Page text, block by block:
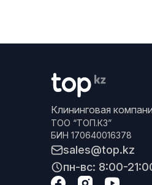
Клининговая
ТОО “ТОП.КЗ”
БИН 170640016378
sales@top.kz
пн-вс: 8:00-